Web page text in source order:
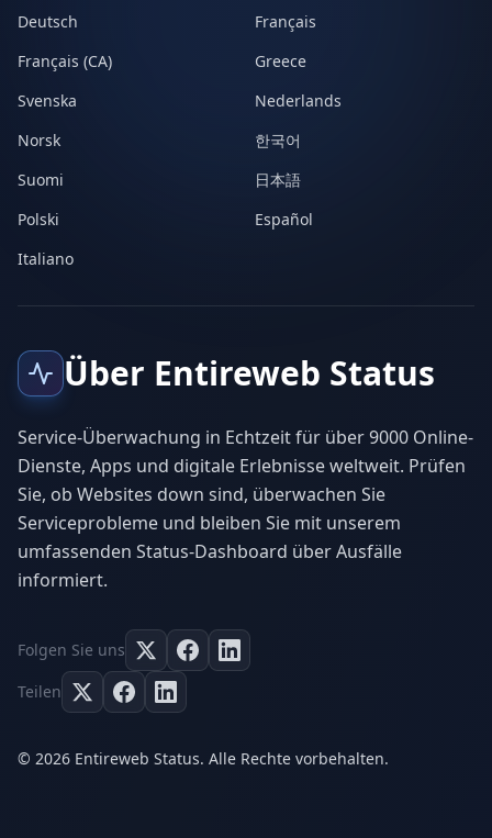
Deutsch
Français
Français (CA)
Greece
Svenska
Nederlands
Norsk
한국어
Suomi
日本語
Polski
Español
Italiano
Über Entireweb Status
Service-Überwachung in Echtzeit für über 9000 Online-
Dienste, Apps und digitale Erlebnisse weltweit. Prüfen
Sie, ob Websites down sind, überwachen Sie
Serviceprobleme und bleiben Sie mit unserem
umfassenden Status-Dashboard über Ausfälle
informiert.
Folgen Sie uns
Teilen
© 2026 Entireweb Status. Alle Rechte vorbehalten.